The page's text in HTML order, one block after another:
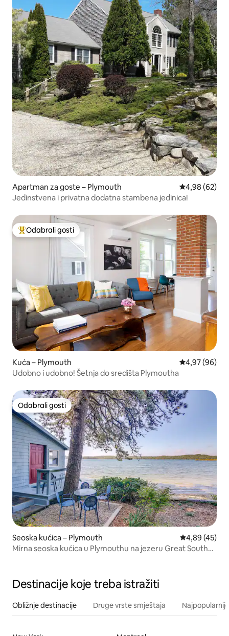
Apartman za goste – Plymouth Prosječna
4,98 (62)
Jedinstvena i privatna dodatna stambena jedinica!
Među najviše rangiranima s oznakom „Odabrali gosti”
Odabrali gosti
Kuća – Plymouth Prosječna
4,97 (96)
Udobno i udobno! Šetnja do središta Plymoutha
Odabrali gosti
Odabrali gosti
Seoska kućica – Plymouth Prosječna
4,89 (45)
Mirna seoska kućica u Plymouthu na jezeru Great South
Destinacije koje treba istražiti
Obližnje destinacije Druge vrste smještaja